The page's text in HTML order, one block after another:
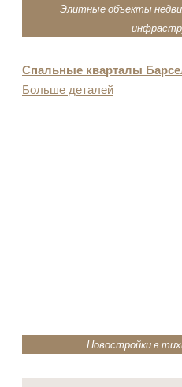
Элитные объекты
Спальные кварталы
Больше деталей
Новостройки в